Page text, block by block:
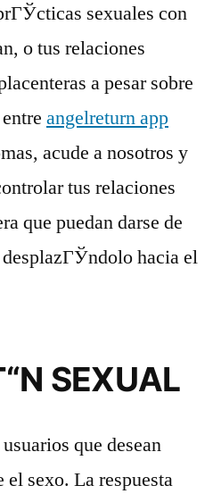
sexuales con
o tus relaciones
a pesar sobre
angelreturn app
acude a nosotros y
tus relaciones
que puedan darse de
hacia el
SEXUAL
que desean
sexo. La respuesta